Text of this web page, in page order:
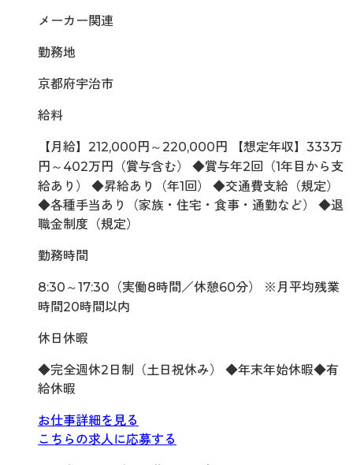
メーカー関連
勤務地
京都府宇治市
給料
【月給】212,000円～220,000円 【想定年収】333万
円～402万円（賞与含む） ◆賞与年2回（1年目から支
給あり） ◆昇給あり（年1回） ◆交通費支給（規定）
◆各種手当あり（家族・住宅・食事・通勤など） ◆退
職金制度（規定）
勤務時間
8:30～17:30（実働8時間／休憩60分） ※月平均残業
時間20時間以内
休日休暇
◆完全週休2日制（土日祝休み） ◆年末年始休暇◆有
給休暇
お仕事詳細を見る
こちらの求人に応募する